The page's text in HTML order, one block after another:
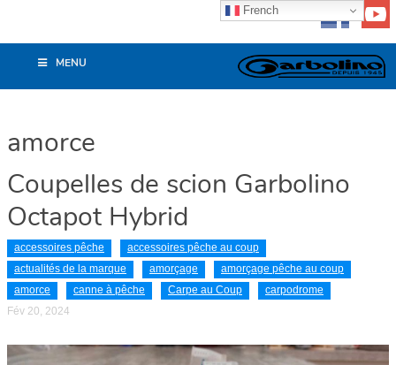
MENU
amorce
Coupelles de scion Garbolino
Octapot Hybrid
accessoires pêche
accessoires pêche au coup
actualités de la marque
amorçage
amorçage pêche au coup
amorce
canne à pêche Carpe au Coup
carpodrome
Fév 20, 2024
French